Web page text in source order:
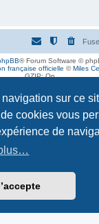
sur ce
cookies vous
de
® Forum Software ©
française officielle ©Miles
GZIP: On